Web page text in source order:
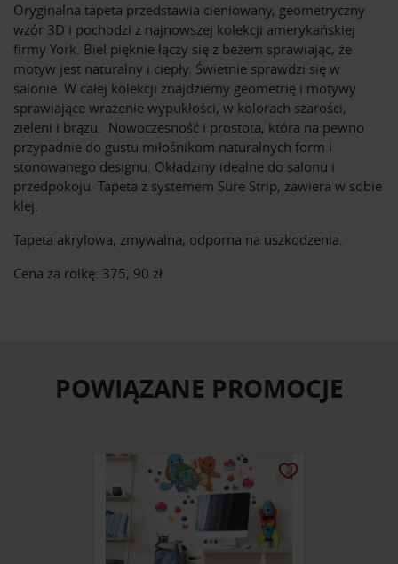
Oryginalna tapeta przedstawia cieniowany, geometryczny
wzór 3D i pochodzi z najnowszej kolekcji amerykańskiej
firmy York. Biel pięknie łączy się z beżem sprawiając, że
motyw jest naturalny i ciepły. Świetnie sprawdzi się w
salonie. W całej kolekcji znajdziemy geometrię i motywy
sprawiające wrażenie wypukłości, w kolorach szarości,
zieleni i brązu. Nowoczesność i prostota, która na pewno
przypadnie do gustu miłośnikom naturalnych form i
stonowanego designu. Okładziny idealne do salonu i
przedpokoju. Tapeta z systemem Sure Strip, zawiera w sobie
klej.
Tapeta akrylowa, zmywalna, odporna na uszkodzenia.
Cena za rolkę: 375, 90 zł
POWIĄZANE PROMOCJE